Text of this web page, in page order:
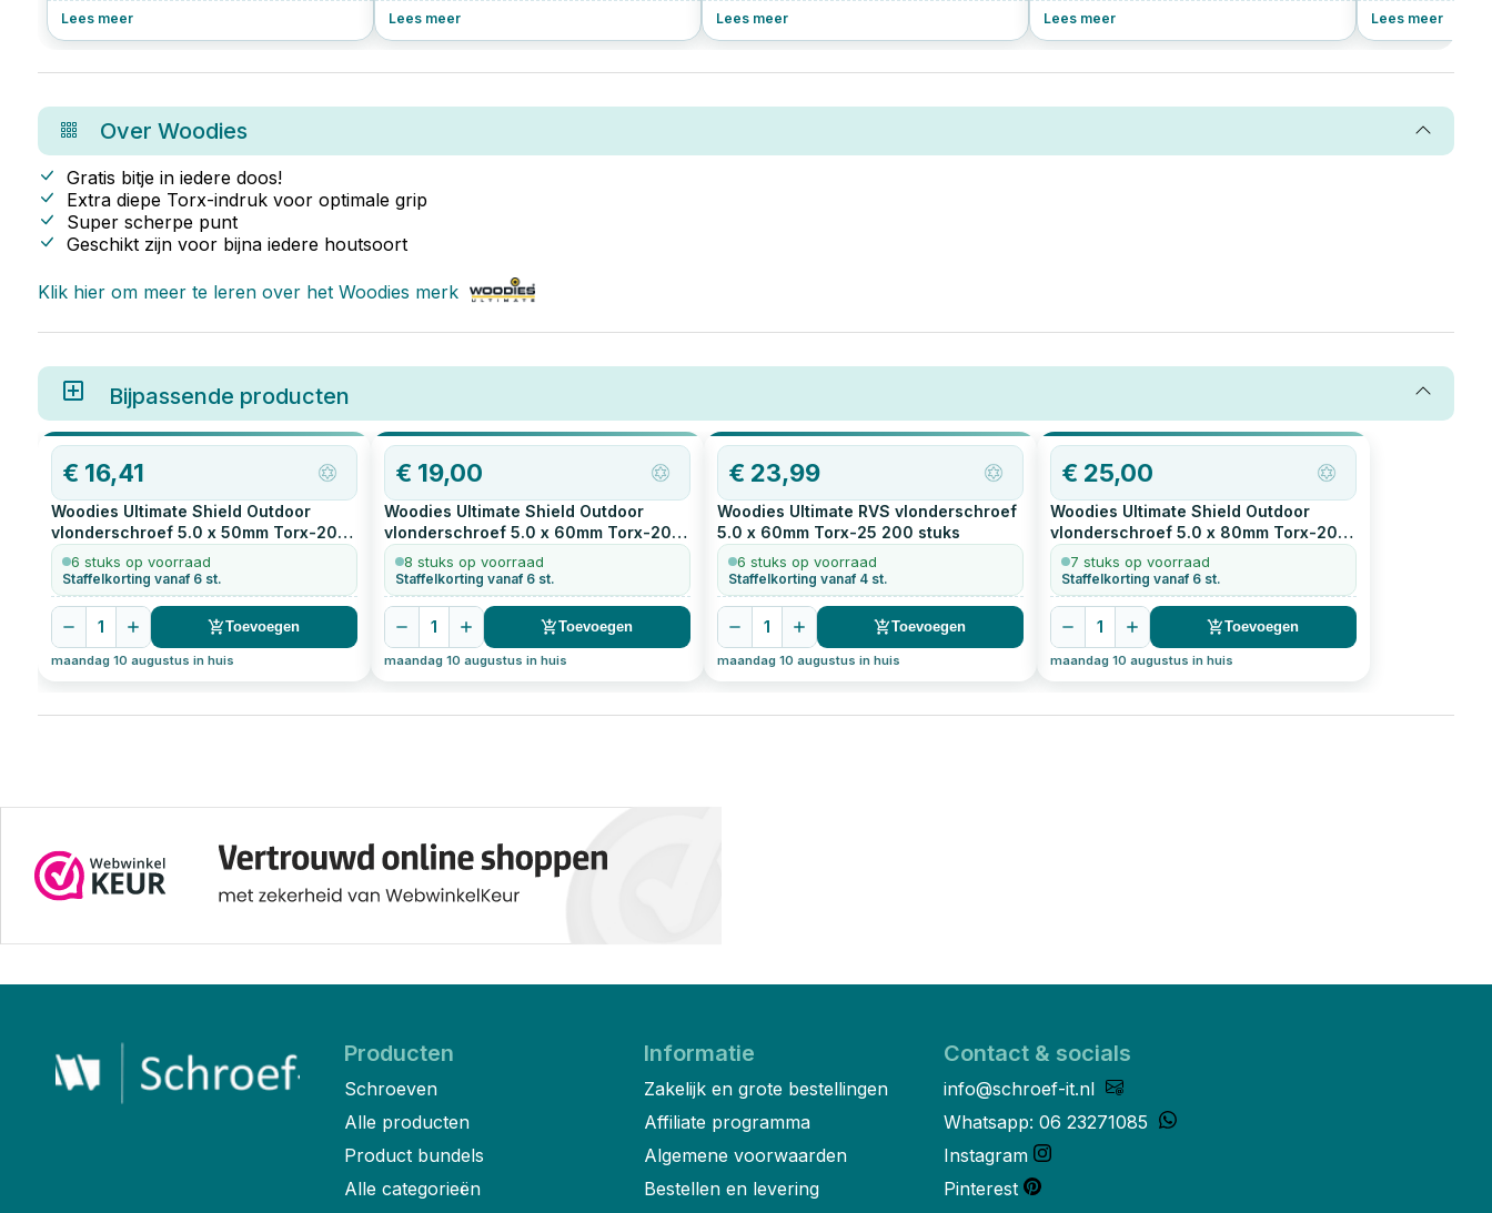
levensduur van je terras. Hieronder lees je
Lees meer Lees meer
populair bij vakmensen én doe-het-
Woodies zo’n slimme keuze is.
Lees meer
chroom en soms andere
molybdeen. Er zijn verschillende soorten
van hun metallurgische structuur en de
Lees meer
roestvrijstalen
Lees meer
Over Woodies
Gratis bitje in iedere doos!
Extra diepe Torx-indruk voor optimale grip
Super scherpe punt
Geschikt zijn voor bijna iedere houtsoort
Klik hier om meer te leren over het Woodies merk
Bijpassende producten
€ 16,41
Woodies Ultimate Shield Outdoor
vlonderschroef 5.0 x 50mm Torx-20
200
stuks
6 stuks op voorraad
Staffelkorting vanaf 6 st.
1 Toevoegen
maandag 10 augustus in huis
€ 19,00
Woodies Ultimate Shield Outdoor
vlonderschroef 5.0 x 60mm Torx-20
200
stuks
8 stuks op voorraad
Staffelkorting vanaf 6 st.
1 Toevoegen
maandag 10 augustus in huis
€ 23,99
Woodies Ultimate RVS vlonderschroef
5.0 x 60mm Torx-25 200 stuks
6 stuks op voorraad
Staffelkorting vanaf 4 st.
1 Toevoegen
maandag 10 augustus in huis
€ 25,00
Woodies Ultimate Shield Outdoor
vlonderschroef 5.0 x 80mm Torx-20
200
stuks
7 stuks op voorraad
Staffelkorting vanaf 6 st.
1 Toevoegen
maandag 10 augustus in huis
Producten
Schroeven
Alle producten
Product bundels
Alle categorieën
Informatie
Zakelijk en grote bestellingen
Affiliate programma
Algemene voorwaarden
Bestellen en levering
Contact & socials
info@schroef-it.nl
Whatsapp: 06 23271085
Instagram
Pinterest